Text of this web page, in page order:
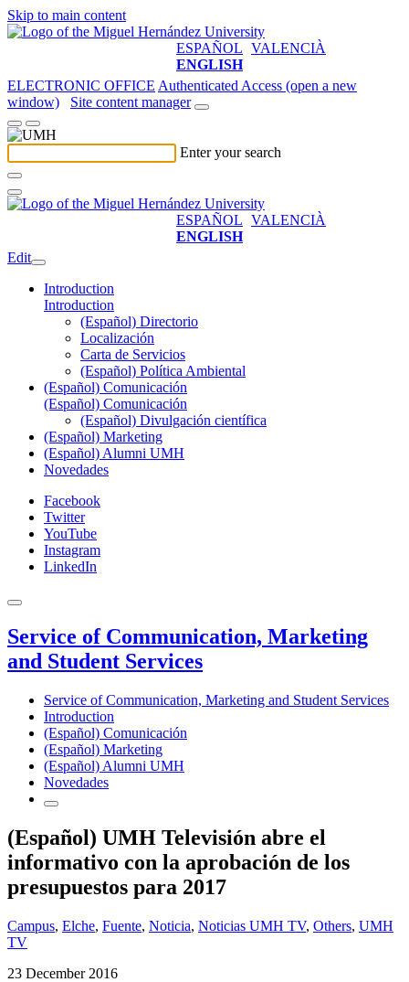
Skip to main content
ESPAÑOL VALENCIÀ
ENGLISH
ELECTRONIC OFFICE Authenticated Access (open a new
window)
Site content manager
Enter your search
ESPAÑOL VALENCIÀ
ENGLISH
Edit
Introduction
Introduction
(Español) Directorio
Localización
Carta de Servicios
(Español) Política Ambiental
(Español) Comunicación
(Español) Comunicación
(Español) Divulgación científica
(Español) Marketing
(Español) Alumni UMH
Novedades
Facebook
Twitter
YouTube
Instagram
LinkedIn
Service of Communication, Marketing
and Student Services
Service of Communication, Marketing and Student Services
Introduction
(Español) Comunicación
(Español) Marketing
(Español) Alumni UMH
Novedades
(Español) UMH Televisión abre el
informativo con la aprobación de los
presupuestos para 2017
Campus, Elche, Fuente, Noticia, Noticias UMH TV, Others, UMH
TV
23 December 2016